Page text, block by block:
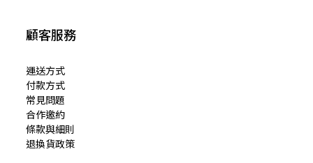
顧客服務
運送方式
付款方式
常見問題
合作邀約
條款與細則
退換貨政策